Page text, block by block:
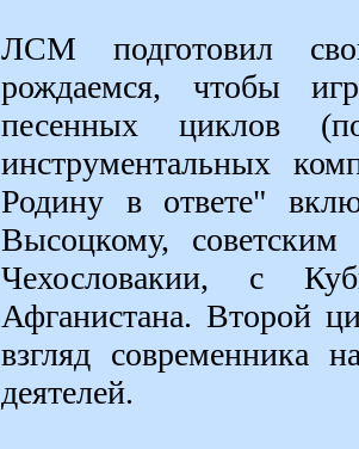
ЛСМ подготовил
рождаемся, чтобы
песенных циклов
инструментальных
Родину в ответе"
Высоцкому,
Чехословакии, с
Афганистана. Второй
взгляд современника
деятелей.